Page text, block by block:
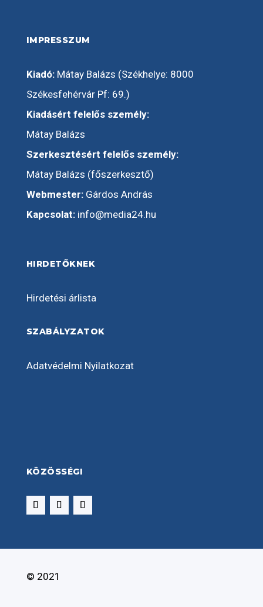
IMPRESSZUM
Kiadó:Mátay Balázs (Székhelye: 8000
Székesfehérvár Pf: 69.)
Kiadásért felelős személy:
Mátay Balázs
Szerkesztésért felelős személy:
Mátay Balázs (főszerkesztő)
Webmester:Gárdos András
Kapcsolat: info@media24.hu
HIRDETŐKNEK
Hirdetési árlista
SZABÁLYZATOK
Adatvédelmi Nyilatkozat
KÖZÖSSÉGI
© 2021